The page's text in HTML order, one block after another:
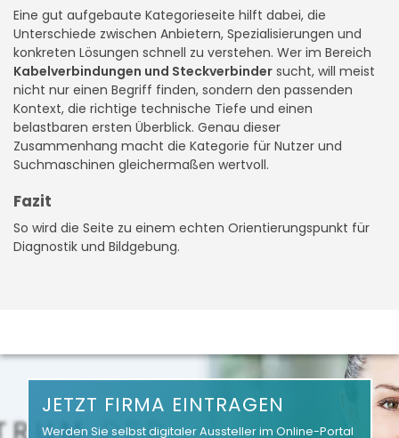
Eine gut aufgebaute Kategorieseite hilft dabei, die
Unterschiede zwischen Anbietern, Spezialisierungen und
konkreten Lösungen schnell zu verstehen. Wer im Bereich
Kabelverbindungen und Steckverbinder sucht, will meist
nicht nur einen Begriff finden, sondern den passenden
Kontext, die richtige technische Tiefe und einen
belastbaren ersten Überblick. Genau dieser
Zusammenhang macht die Kategorie für Nutzer und
Suchmaschinen gleichermaßen wertvoll.
Fazit
So wird die Seite zu einem echten Orientierungspunkt für
Diagnostik und Bildgebung.
JETZT FIRMA EINTRAGEN
Werden Sie selbst digitaler Aussteller im Online-Portal